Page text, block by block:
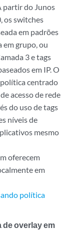
partir do Junos
os switches
em padrões
em grupo, ou
3 e tags
em IP. O
centrado
acesso de rede
do uso de tags
níveis de
mesmo
oferecem
em
política
overlay em